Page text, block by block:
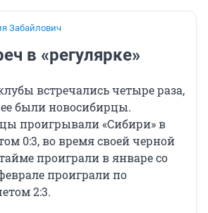
Забайлович
в «регулярке»
встречались четыре раза,
были новосибирцы.
проигрывали «Сибири» в
0:3, во время своей черной
проиграли в январе со
проиграли по
2:3.